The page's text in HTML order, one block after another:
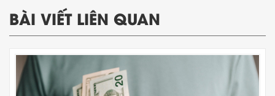
BÀI VIẾT LIÊN QUAN